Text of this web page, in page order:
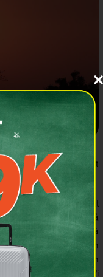
hiện lên với đầy đủ
nhuộm sắc hồng phớt
vạnh, đang khuất
chụp ảnh cùng khả
Van Nguyen đã
giá. Bài đăng nhận
lượt bình luận, minh
Ninh Thuận đối với